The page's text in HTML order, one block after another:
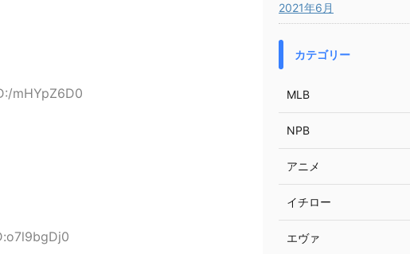
mHYpZ6D0
2021年6月
カテゴリー
MLB
NPB
アニメ
イチロー
エヴァ